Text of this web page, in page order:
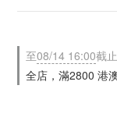
至08/14 16:00截止
全店，滿2800 港